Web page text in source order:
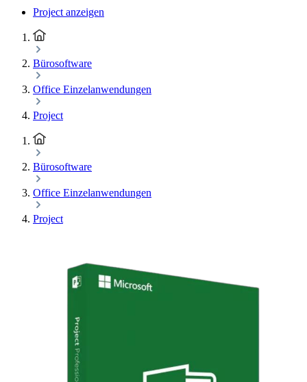
Project anzeigen
Bürosoftware
Office Einzelanwendungen
Project
Bürosoftware
Office Einzelanwendungen
Project